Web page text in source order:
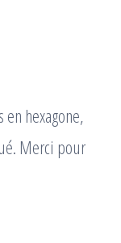
hexagone,
Merci pour